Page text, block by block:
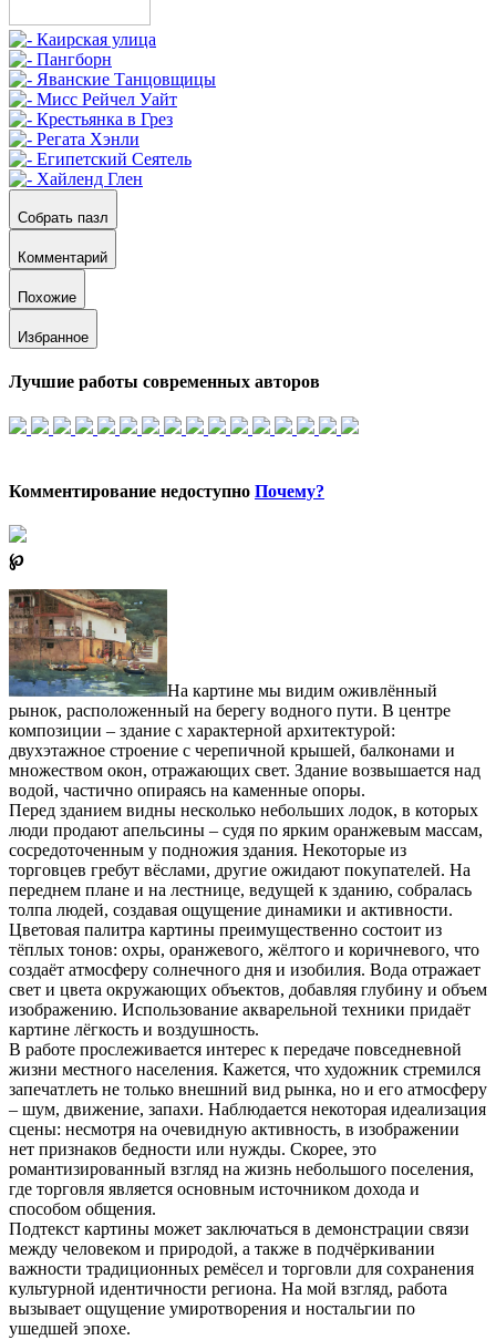
Собрать пазл
Комментарий
Похожие
Избранное
Лучшие работы современных авторов
Комментирование недоступно Почему?
℘
На картине мы видим оживлённый
рынок, расположенный на берегу водного пути. В центре
композиции – здание с характерной архитектурой:
двухэтажное строение с черепичной крышей, балконами и
множеством окон, отражающих свет. Здание возвышается над
водой, частично опираясь на каменные опоры.
Перед зданием видны несколько небольших лодок, в которых
люди продают апельсины – судя по ярким оранжевым массам,
сосредоточенным у подножия здания. Некоторые из
торговцев гребут вёслами, другие ожидают покупателей. На
переднем плане и на лестнице, ведущей к зданию, собралась
толпа людей, создавая ощущение динамики и активности.
Цветовая палитра картины преимущественно состоит из
тёплых тонов: охры, оранжевого, жёлтого и коричневого, что
создаёт атмосферу солнечного дня и изобилия. Вода отражает
свет и цвета окружающих объектов, добавляя глубину и объем
изображению. Использование акварельной техники придаёт
картине лёгкость и воздушность.
В работе прослеживается интерес к передаче повседневной
жизни местного населения. Кажется, что художник стремился
запечатлеть не только внешний вид рынка, но и его атмосферу
– шум, движение, запахи. Наблюдается некоторая идеализация
сцены: несмотря на очевидную активность, в изображении
нет признаков бедности или нужды. Скорее, это
романтизированный взгляд на жизнь небольшого поселения,
где торговля является основным источником дохода и
способом общения.
Подтекст картины может заключаться в демонстрации связи
между человеком и природой, а также в подчёркивании
важности традиционных ремёсел и торговли для сохранения
культурной идентичности региона. На мой взгляд, работа
вызывает ощущение умиротворения и ностальгии по
ушедшей эпохе.